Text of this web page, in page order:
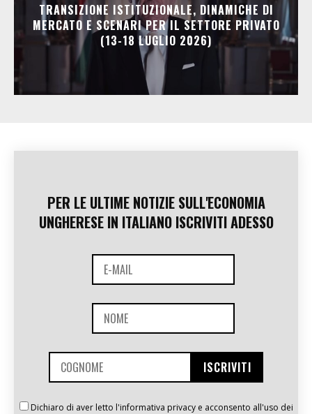
TRANSIZIONE ISTITUZIONALE, DINAMICHE DI
MERCATO E SCENARI PER IL SETTORE PRIVATO
(13-18 LUGLIO 2026)
PER LE ULTIME NOTIZIE SULL'ECONOMIA
UNGHERESE IN ITALIANO ISCRIVITI ADESSO
Dichiaro di aver letto l'informativa privacy e acconsento all'uso dei